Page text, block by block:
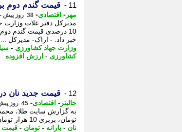
11 - قیمت گندم دوم برای
مهر - اقتصادی- 38 روز پیش - سه شنبه 9 تیر 1405، 16:05
مدیرکل دفتر غلات وزارت
10 درصدی قیمت گندم
خبر داد. - اراک- مدیرکل ...
وزارت جهاد کشاورزی -
کشاورزی - ارزش افزوده
12 - قیمت جدید نان
جالبتر - اقتصادی- 45 روز پیش - سه شنبه 2 تیر 1405، 11:17
تومان، بربری 10 هزار تومان و سنگک 15500 تومان قیمت گذاری شده است. - رییس کارگروه آردونان افزود:
نان - یارانه - تومان - قیمت